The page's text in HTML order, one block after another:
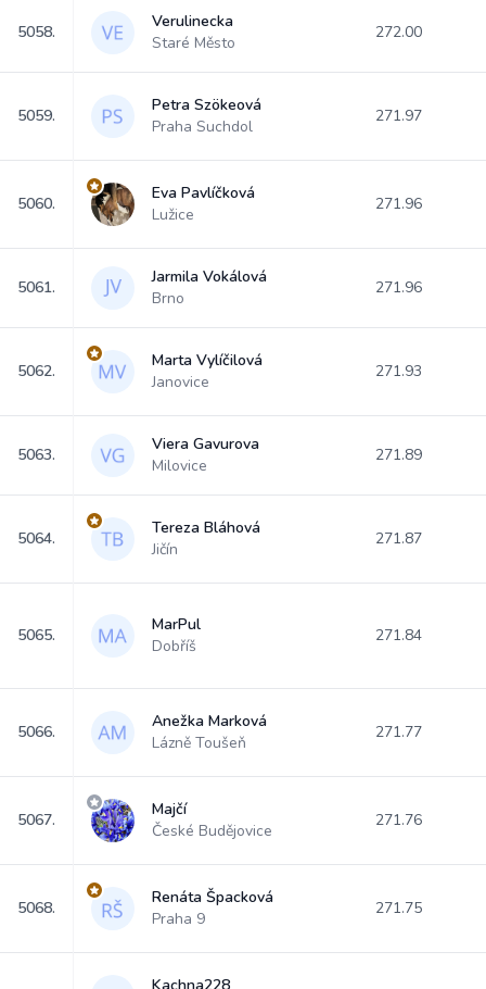
5058.
Verulinecka
Staré Město
272.00
5059.
Petra Szökeová
Praha Suchdol
271.97
5060.
Eva Pavlíčková
Lužice
271.96
5061.
Jarmila Vokálová
Brno
271.96
5062.
Marta Vylíčilová
Janovice
271.93
5063.
Viera Gavurova
Milovice
271.89
5064.
Tereza Bláhová
Jičín
271.87
5065.
MarPul
Dobříš
271.84
5066.
Anežka Marková
Lázně Toušeň
271.77
5067.
Majčí
České Budějovice
271.76
5068.
Renáta Špacková
Praha 9
271.75